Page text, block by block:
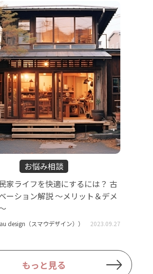
お悩み相談
家ライフを快適にするには？ 古
ーション解説 ～メリット＆デメ
design（スマウデザイン）） 2023.09.27
もっと見る